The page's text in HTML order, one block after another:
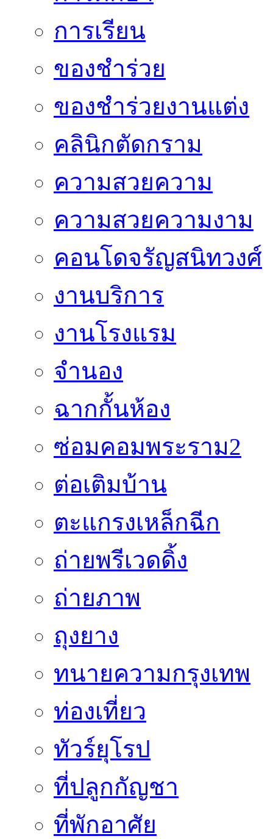
การเรียน
ของชำร่วย
ของชำร่วยงานแต่ง
คลินิกตัดกราม
ความสวยความ
ความสวยความงาม
คอนโดจรัญสนิทวงศ์
งานบริการ
งานโรงแรม
จำนอง
ฉากกั้นห้อง
ซ่อมคอมพระราม2
ต่อเติมบ้าน
ตะแกรงเหล็กฉีก
ถ่ายพรีเวดดิ้ง
ถ่ายภาพ
ถุงยาง
ทนายความกรุงเทพ
ท่องเที่ยว
ทัวร์ยุโรป
ที่ปลูกกัญชา
ที่พักอาศัย